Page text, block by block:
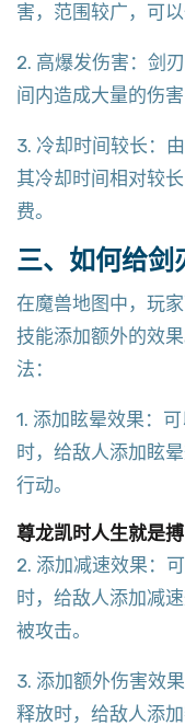
害，范围较广，可
2. 高爆发伤害：剑
间内造成大量的伤
3. 冷却时间较长：
其冷却时间相对较
费。
三、如何给剑
在魔兽地图中，玩
技能添加额外的效
法：
1. 添加眩晕效果：
时，给敌人添加眩
行动。
尊龙凯时人生就是搏
2. 添加减速效果：
时，给敌人添加减
被攻击。
3. 添加额外伤害效
释放时，给敌人添